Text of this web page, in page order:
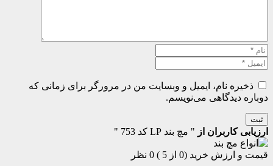
ذخیره نام، ایمیل و وبسایت من در مرورگر برای زمانی که
دوباره دیدگاهی می‌نویسم.
ثبت
ارزیابی کاربران از " مچ بند LP کد 753 "
قیمت و ارزش خرید (0 از 5 )
0 نظر